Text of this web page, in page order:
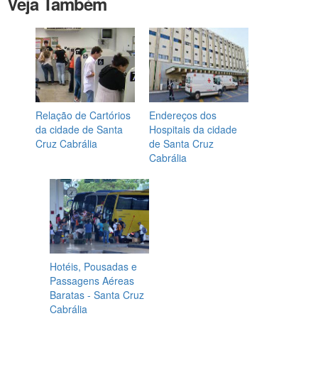
Relação de Cartórios
da cidade de Santa
Cruz Cabrália
Endereços dos
Hospitais da cidade
de Santa Cruz
Cabrália
Hotéis, Pousadas e
Passagens Aéreas
Baratas - Santa Cruz
Cabrália